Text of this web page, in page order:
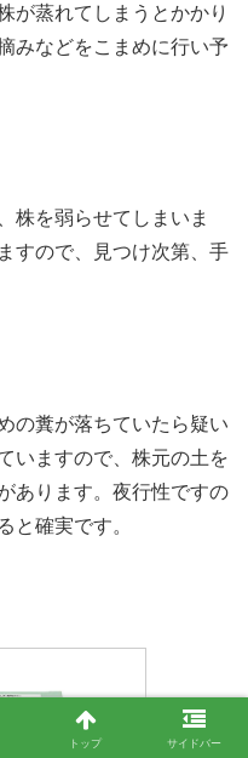
が蒸れてしまうとかかり
みなどをこまめに行い予
株を弱らせてしまいま
すので、見つけ次第、手
の糞が落ちていたら疑い
いますので、株元の土を
あります。夜行性ですの
と確実です。
トップ サイドバー